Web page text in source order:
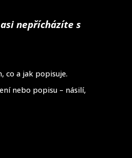
nepřícházíte s
co a jak popisuje.
nebo popisu – násilí,